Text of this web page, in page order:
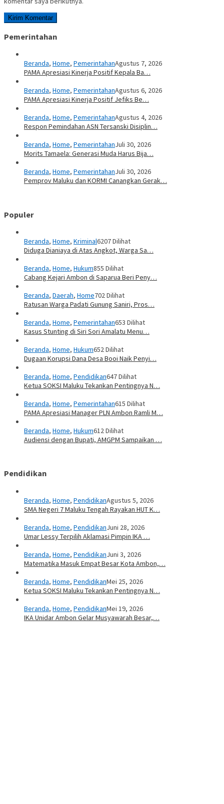
Pemerintahan
Beranda, Home, PemerintahanAgustus 7, 2026
PAMA Apresiasi Kinerja Positif Kepala Ba…
Beranda, Home, PemerintahanAgustus 6, 2026
PAMA Apresiasi Kinerja Positif Jefiks Be…
Beranda, Home, PemerintahanAgustus 4, 2026
Respon Pemindahan ASN Tersanski Disiplin…
Beranda, Home, PemerintahanJuli 30, 2026
Morits Tamaela: Generasi Muda Harus Bija…
Beranda, Home, PemerintahanJuli 30, 2026
Pemprov Maluku dan KORMI Canangkan Gerak…
Populer
Beranda, Home, Kriminal6207 Dilihat
Diduga Dianiaya di Atas Angkot, Warga Sa…
Beranda, Home, Hukum855 Dilihat
Cabang Kejari Ambon di Saparua Beri Peny…
Beranda, Daerah, Home702 Dilihat
Ratusan Warga Padati Gunung Saniri, Pros…
Beranda, Home, Pemerintahan653 Dilihat
Kasus Stunting di Siri Sori Amalatu Menu…
Beranda, Home, Hukum652 Dilihat
Dugaan Korupsi Dana Desa Booi Naik Penyi…
Beranda, Home, Pendidikan647 Dilihat
Ketua SOKSI Maluku Tekankan Pentingnya N…
Beranda, Home, Pemerintahan615 Dilihat
PAMA Apresiasi Manager PLN Ambon Ramli M…
Beranda, Home, Hukum612 Dilihat
Audiensi dengan Bupati, AMGPM Sampaikan …
Pendidikan
Beranda, Home, PendidikanAgustus 5, 2026
SMA Negeri 7 Maluku Tengah Rayakan HUT K…
Beranda, Home, PendidikanJuni 28, 2026
Umar Lessy Terpilih Aklamasi Pimpin IKA …
Beranda, Home, PendidikanJuni 3, 2026
Matematika Masuk Empat Besar Kota Ambon,…
Beranda, Home, PendidikanMei 25, 2026
Ketua SOKSI Maluku Tekankan Pentingnya N…
Beranda, Home, PendidikanMei 19, 2026
IKA Unidar Ambon Gelar Musyawarah Besar,…